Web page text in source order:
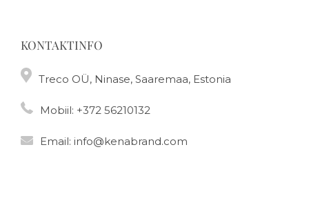
KONTAKTINFO
Treco OÜ, Ninase, Saaremaa, Estonia
Mobiil: +372 56210132
Email: info@kenabrand.com